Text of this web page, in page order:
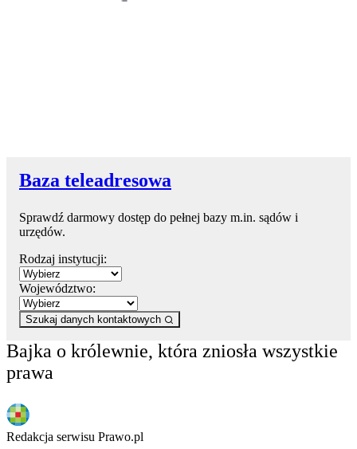
Baza teleadresowa
Sprawdź darmowy dostęp do pełnej bazy m.in. sądów i
urzędów.
Rodzaj instytucji:
Województwo:
Szukaj danych kontaktowych
Bajka o królewnie, która zniosła wszystkie
prawa
Redakcja serwisu Prawo.pl